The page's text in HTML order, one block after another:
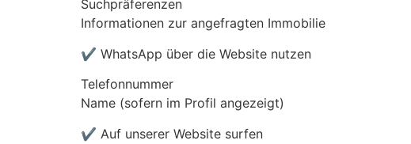
Suchpräferenzen
Informationen zur angefragten Immobilie
✔ WhatsApp über die Website nutzen
Telefonnummer
Name (sofern im Profil angezeigt)
✔ Auf unserer Website surfen